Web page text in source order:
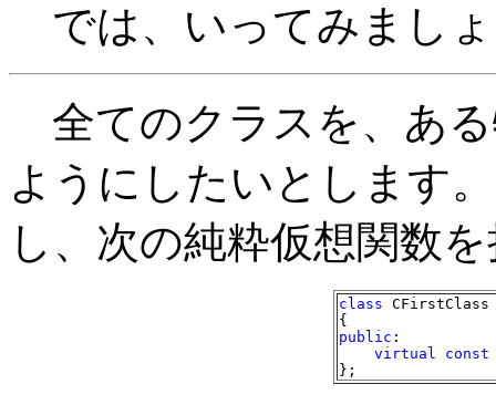
では、いってみまし
全てのクラスを、あ
ようにしたいとします
し、次の純粋仮想関数
class CFirstClass
public :
virtual
const
};